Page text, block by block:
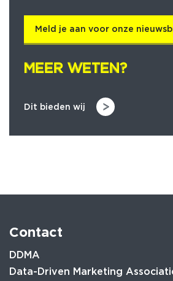
Meld je aan voor onze
MEER WETEN?
MEER WETEN?
Dit bieden wij
Contact
DDMA
Data-Driven Marketing